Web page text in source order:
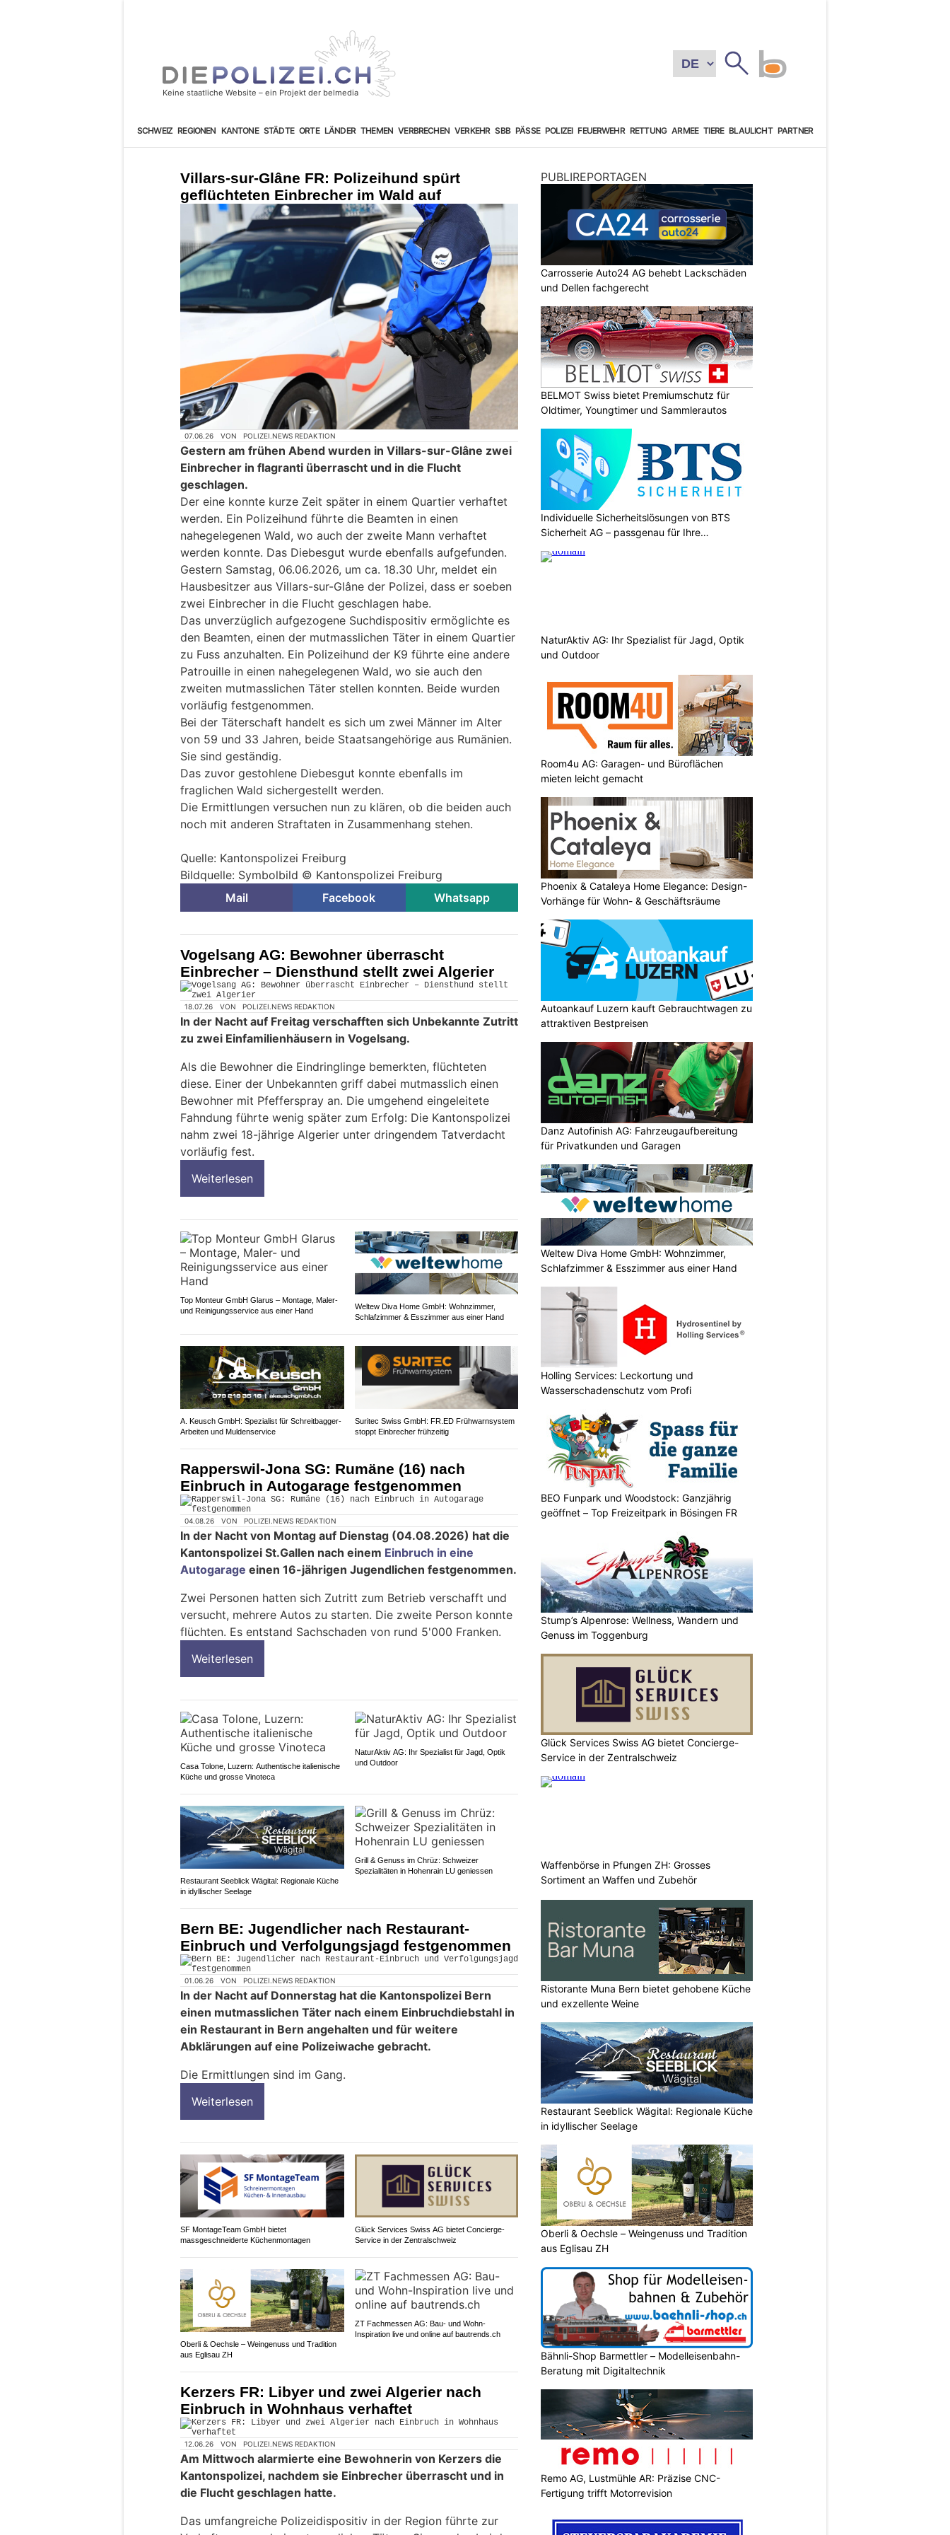
SCHWEIZ REGIONEN KANTONE STÄDTE ORTE LÄNDER THEMEN VERBRECHEN VERKEHR SBB PÄSSE POLIZEI FEUERWEHR RETTUNG ARMEE TIERE BLAULICHT PARTNER
Villars-sur-Glâne FR: Polizeihund spürt
geflüchteten Einbrecher im Wald auf
07.06.26 VON POLIZEI.NEWS REDAKTION
Gestern am frühen Abend wurden in Villars-sur-Glâne zwei
Einbrecher in flagranti überrascht und in die Flucht
geschlagen.
Der eine konnte kurze Zeit später in einem Quartier verhaftet
werden. Ein Polizeihund führte die Beamten in einen
nahegelegenen Wald, wo auch der zweite Mann verhaftet
werden konnte. Das Diebesgut wurde ebenfalls aufgefunden.
Gestern Samstag, 06.06.2026, um ca. 18.30 Uhr, meldet ein
Hausbesitzer aus Villars-sur-Glâne der Polizei, dass er soeben
zwei Einbrecher in die Flucht geschlagen habe.
Das unverzüglich aufgezogene Suchdispositiv ermöglichte es
den Beamten, einen der mutmasslichen Täter in einem Quartier
zu Fuss anzuhalten. Ein Polizeihund der K9 führte eine andere
Patrouille in einen nahegelegenen Wald, wo sie auch den
zweiten mutmasslichen Täter stellen konnten. Beide wurden
vorläufig festgenommen.
Bei der Täterschaft handelt es sich um zwei Männer im Alter
von 59 und 33 Jahren, beide Staatsangehörige aus Rumänien.
Sie sind geständig.
Das zuvor gestohlene Diebesgut konnte ebenfalls im
fraglichen Wald sichergestellt werden.
Die Ermittlungen versuchen nun zu klären, ob die beiden auch
noch mit anderen Straftaten in Zusammenhang stehen.
Quelle: Kantonspolizei Freiburg
Bildquelle: Symbolbild © Kantonspolizei Freiburg
Mail
Facebook Whatsapp
Vogelsang AG: Bewohner überrascht
Einbrecher – Diensthund stellt zwei Algerier
18.07.26 VON POLIZEI.NEWS REDAKTION
In der Nacht auf Freitag verschafften sich Unbekannte Zutritt
zu zwei Einfamilienhäusern in Vogelsang.
Als die Bewohner die Eindringlinge bemerkten, flüchteten
diese. Einer der Unbekannten griff dabei mutmasslich einen
Bewohner mit Pfefferspray an. Die umgehend eingeleitete
Fahndung führte wenig später zum Erfolg: Die Kantonspolizei
nahm zwei 18-jährige Algerier unter dringendem Tatverdacht
vorläufig fest.
Weiterlesen
Top Monteur GmbH Glarus – Montage, Maler-
und Reinigungsservice aus einer Hand
Weltew Diva Home GmbH: Wohnzimmer,
Schlafzimmer & Esszimmer aus einer Hand
A. Keusch GmbH: Spezialist für Schreitbagger-
Arbeiten und Muldenservice
Suritec Swiss GmbH: FR.ED Frühwarnsystem
stoppt Einbrecher frühzeitig
Rapperswil-Jona SG: Rumäne (16) nach
Einbruch in Autogarage festgenommen
04.08.26 VON POLIZEI.NEWS REDAKTION
In der Nacht von Montag auf Dienstag (04.08.2026) hat die
Kantonspolizei St.Gallen nach einem Einbruch in eine
Autogarage einen 16-jährigen Jugendlichen festgenommen.
Zwei Personen hatten sich Zutritt zum Betrieb verschafft und
versucht, mehrere Autos zu starten. Die zweite Person konnte
flüchten. Es entstand Sachschaden von rund 5'000 Franken.
Weiterlesen
Casa Tolone, Luzern: Authentische italienische
Küche und grosse Vinoteca
NaturAktiv AG: Ihr Spezialist für Jagd, Optik
und Outdoor
Restaurant Seeblick Wägital: Regionale Küche
in idyllischer Seelage
Grill & Genuss im Chrüz: Schweizer
Spezialitäten in Hohenrain LU geniessen
Bern BE: Jugendlicher nach Restaurant-
Einbruch und Verfolgungsjagd festgenommen
01.06.26 VON POLIZEI.NEWS REDAKTION
In der Nacht auf Donnerstag hat die Kantonspolizei Bern
einen mutmasslichen Täter nach einem Einbruchdiebstahl in
ein Restaurant in Bern angehalten und für weitere
Abklärungen auf eine Polizeiwache gebracht.
Die Ermittlungen sind im Gang.
Weiterlesen
SF MontageTeam GmbH bietet
massgeschneiderte Küchenmontagen
Glück Services Swiss AG bietet Concierge-
Service in der Zentralschweiz
Oberli & Oechsle – Weingenuss und Tradition
aus Eglisau ZH
ZT Fachmessen AG: Bau- und Wohn-
Inspiration live und online auf bautrends.ch
Kerzers FR: Libyer und zwei Algerier nach
Einbruch in Wohnhaus verhaftet
12.06.26 VON POLIZEI.NEWS REDAKTION
Am Mittwoch alarmierte eine Bewohnerin von Kerzers die
Kantonspolizei, nachdem sie Einbrecher überrascht und in
die Flucht geschlagen hatte.
Das umfangreiche Polizeidispositiv in der Region führte zur
PUBLIREPORTAGEN
Carrosserie Auto24 AG behebt Lackschäden
und Dellen fachgerecht
BELMOT Swiss bietet Premiumschutz für
Oldtimer, Youngtimer und Sammlerautos
Individuelle Sicherheitslösungen von BTS
Sicherheit AG – passgenau für Ihre
NaturAktiv AG: Ihr Spezialist für Jagd, Optik
und Outdoor
Room4u AG: Garagen- und Büroflächen
mieten leicht gemacht
Phoenix & Cataleya Home Elegance: Design-
Vorhänge für Wohn- & Geschäftsräume
Autoankauf Luzern kauft Gebrauchtwagen zu
attraktiven Bestpreisen
Danz Autofinish AG: Fahrzeugaufbereitung
für Privatkunden und Garagen
Weltew Diva Home GmbH: Wohnzimmer,
Schlafzimmer & Esszimmer aus einer Hand
Holling Services: Leckortung und
Wasserschadenschutz vom Profi
BEO Funpark und Woodstock: Ganzjährig
geöffnet – Top Freizeitpark in Bösingen FR
Stump’s Alpenrose: Wellness, Wandern und
Genuss im Toggenburg
Glück Services Swiss AG bietet Concierge-
Service in der Zentralschweiz
Waffenbörse in Pfungen ZH: Grosses
Sortiment an Waffen und Zubehör
Ristorante Muna Bern bietet gehobene Küche
und exzellente Weine
Restaurant Seeblick Wägital: Regionale Küche
in idyllischer Seelage
Oberli & Oechsle – Weingenuss und Tradition
aus Eglisau ZH
Bähnli-Shop Barmettler – Modelleisenbahn-
Beratung mit Digitaltechnik
Remo AG, Lustmühle AR: Präzise CNC-
Fertigung trifft Motorrevision